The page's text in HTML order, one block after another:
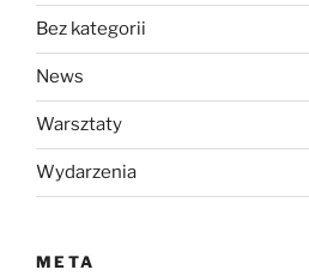
Bez kategorii
News
Warsztaty
Wydarzenia
META